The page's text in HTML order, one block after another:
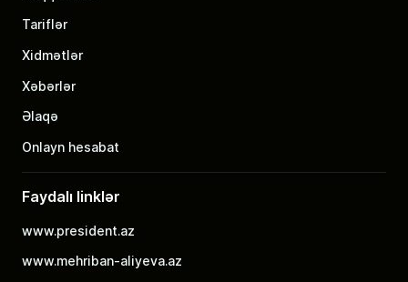
Tariflər
Xidmətlər
Xəbərlər
Əlaqə
Onlayn hesabat
Faydalı linklər
www.president.az
www.mehriban-aliyeva.az